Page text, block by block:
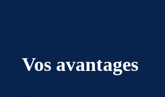
Vos avantages